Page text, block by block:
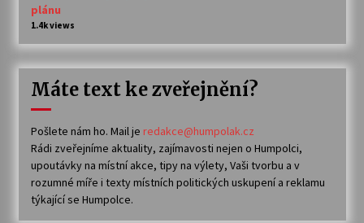
plánu
1.4k views
Máte text ke zveřejnění?
Pošlete nám ho. Mail je redakce@humpolak.cz
Rádi zveřejníme aktuality, zajímavosti nejen o Humpolci,
upoutávky na místní akce, tipy na výlety, Vaši tvorbu a v
rozumné míře i texty místních politických uskupení a reklamu
týkající se Humpolce.